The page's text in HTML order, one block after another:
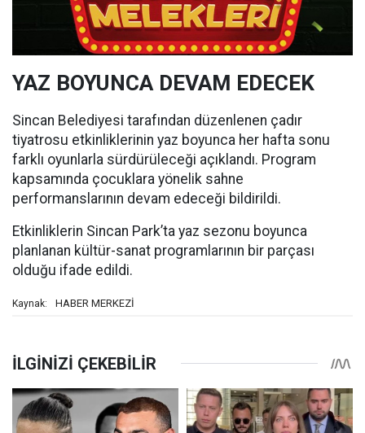
YAZ BOYUNCA DEVAM EDECEK
Sincan Belediyesi tarafından düzenlenen çadır
tiyatrosu etkinliklerinin yaz boyunca her hafta sonu
farklı oyunlarla sürdürüleceği açıklandı. Program
kapsamında çocuklara yönelik sahne
performanslarının devam edeceği bildirildi.
Etkinliklerin Sincan Park’ta yaz sezonu boyunca
planlanan kültür-sanat programlarının bir parçası
olduğu ifade edildi.
Kaynak: HABER MERKEZİ